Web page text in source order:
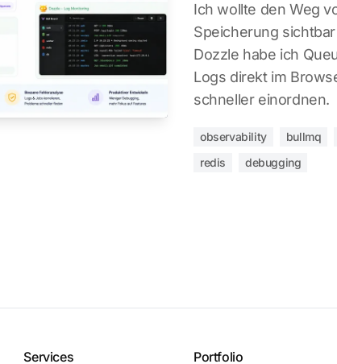
Ich wollte den Weg
Speicherung
Dozzle habe ich
Logs direkt im
schneller einordnen.
observability bullmq
redis
debugging
Services Portfolio